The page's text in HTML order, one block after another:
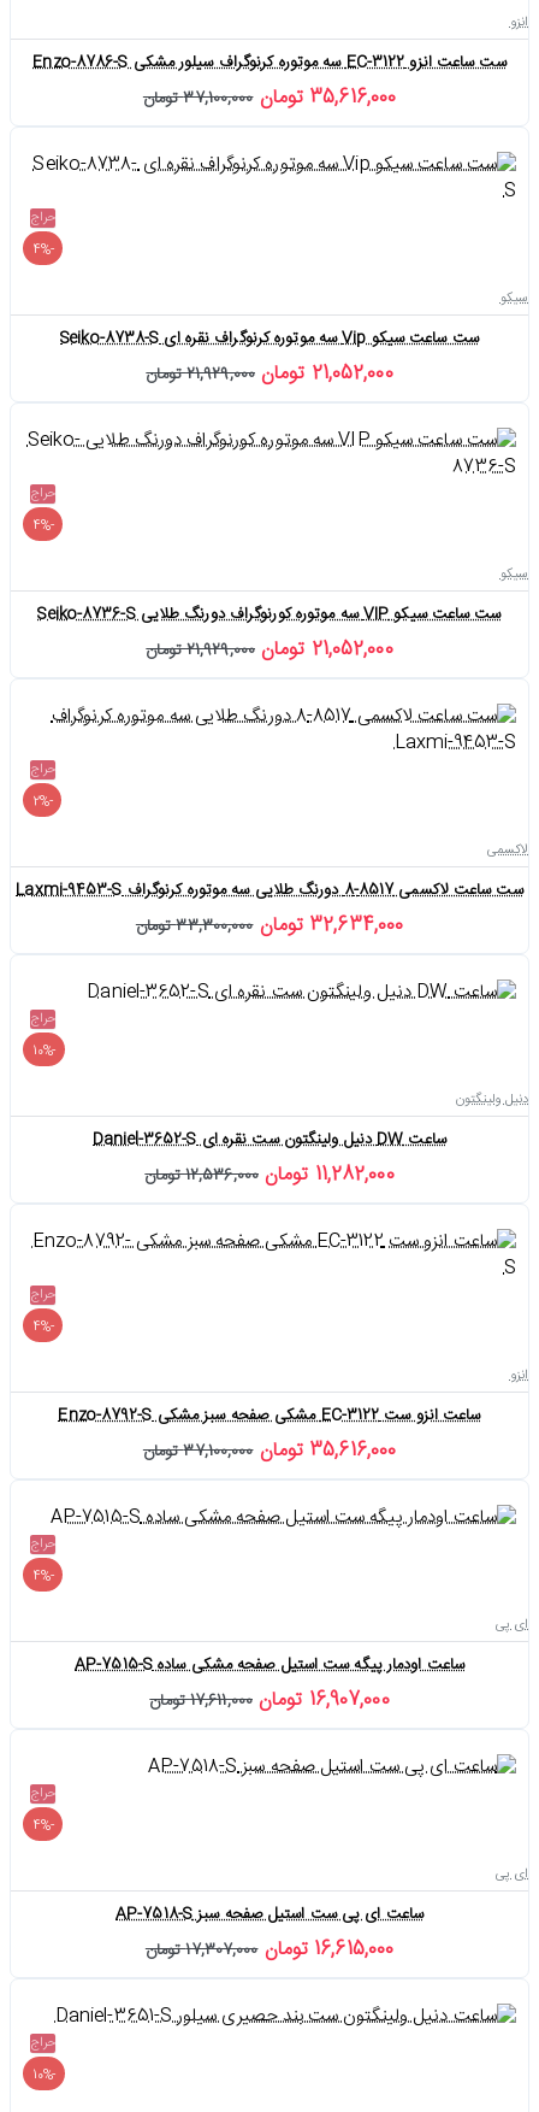
انزو
ست ساعت انزو EC-3122 سه موتوره کرنوگراف سیلور مشکی Enzo-8786-S
35,616,000 تومان 37,100,000 تومان
حراج
-4%
سیکو
ست ساعت سیکو Vip سه موتوره کرنوگراف نقره ای Seiko-8738-S
21,052,000 تومان 21,929,000 تومان
حراج
-4%
سیکو
ست ساعت سیکو VIP سه موتوره کورنوگراف دورنگ طلایی Seiko-8736-S
21,052,000 تومان 21,929,000 تومان
حراج
-2%
لاکسمی
ست ساعت لاکسمی 8517-8 دورنگ طلایی سه موتوره کرنوگراف Laxmi-9453-S
32,634,000 تومان 33,300,000 تومان
حراج
-10%
دنیل ولینگتون
ساعت DW دنیل ولینگتون ست نقره ای Daniel-3652-S
11,282,000 تومان 12,536,000 تومان
حراج
-4%
انزو
ساعت انزو ست EC-3122 مشکی صفحه سبز مشکی Enzo-8792-S
35,616,000 تومان 37,100,000 تومان
حراج
-4%
ای پی
ساعت اودمار پیگه ست استیل صفحه مشکی ساده AP-7515-S
16,907,000 تومان 17,611,000 تومان
حراج
-4%
ای پی
ساعت ای پی ست استیل صفحه سبز AP-7518-S
16,615,000 تومان 17,307,000 تومان
حراج
-10%